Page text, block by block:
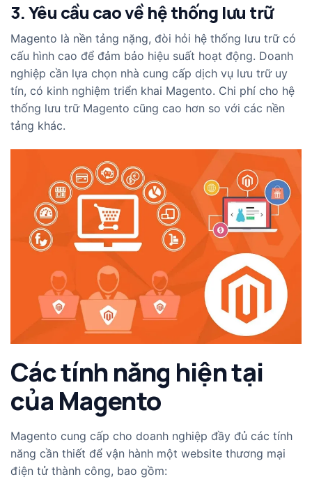
3. Yêu cầu cao về hệ thống lưu trữ
Magento là nền tảng nặng, đòi hỏi hệ thống lưu trữ có
cấu hình cao để đảm bảo hiệu suất hoạt động. Doanh
nghiệp cần lựa chọn nhà cung cấp dịch vụ lưu trữ uy
tín, có kinh nghiệm triển khai Magento. Chi phí cho hệ
thống lưu trữ Magento cũng cao hơn so với các nền
tảng khác.
Các tính năng hiện tại
của Magento
Magento cung cấp cho doanh nghiệp đầy đủ các tính
năng cần thiết để vận hành một website thương mại
điện tử thành công, bao gồm: